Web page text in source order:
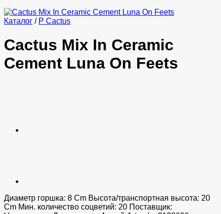
Каталог / P Cactus
Cactus Mix In Ceramic
Cement Luna On Feets
Диаметр горшка: 8 Cm Высота/транспортная высота: 20
Cm Мин. количество соцветий: 20 Поставщик: